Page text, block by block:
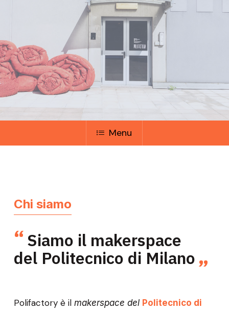
Menu
Chi siamo
Siamo il makerspace
del Politecnico di Milano
Polifactory è il makerspace del Politecnico di